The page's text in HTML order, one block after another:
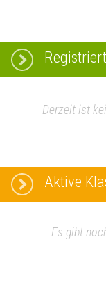
Derzeit ist
Aktive
Es gibt